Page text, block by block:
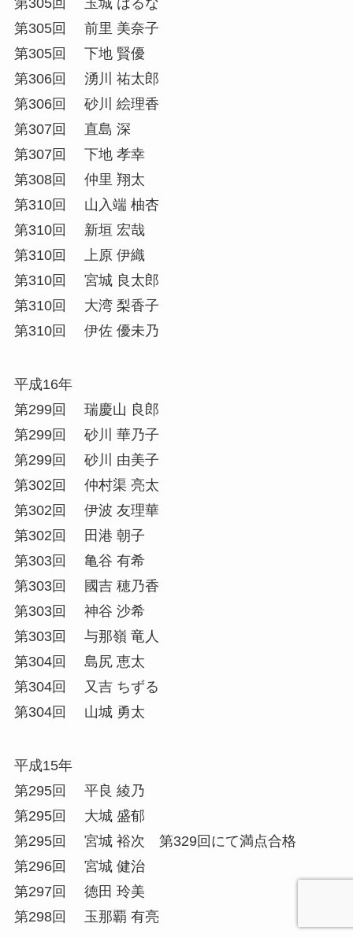
第305回 前里 美奈子
第305回 下地 賢優
第306回 湧川 祐太郎
第306回 砂川 絵理香
第307回 直島 深
第307回 下地 孝幸
第308回 仲里 翔太
第310回 山入端 柚杏
第310回 新垣 宏哉
第310回 上原 伊織
第310回 宮城 良太郎
第310回 大湾 梨香子
第310回 伊佐 優未乃
平成16年
第299回 瑞慶山 良郎
第299回 砂川 華乃子
第299回 砂川 由美子
第302回 仲村渠 亮太
第302回 伊波 友理華
第302回 田港 朝子
第303回 亀谷 有希
第303回 國吉 穂乃香
第303回 神谷 沙希
第303回 与那嶺 竜人
第304回 島尻 恵太
第304回 又吉 ちずる
第304回 山城 勇太
平成15年
第295回 平良 綾乃
第295回 大城 盛郁
第295回 宮城 裕次 第329回にて満点合格
第296回 宮城 健治
第297回 徳田 玲美
第298回 玉那覇 有亮